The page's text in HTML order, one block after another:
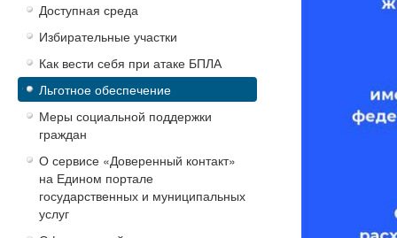
Доступная среда
Избирательные участки
Как вести себя при атаке БПЛА
Льготное обеспечение
Меры социальной поддержки
граждан
О сервисе «Доверенный контакт»
на Едином портале
государственных и муниципальных
услуг